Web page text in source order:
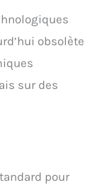
obsolète
sur des
pour